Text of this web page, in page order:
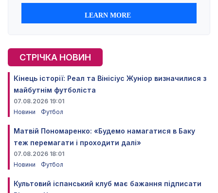
СТРІЧКА НОВИН
Кінець історії: Реал та Вінісіус Жуніор визначилися з
майбутнім футболіста
07.08.2026 19:01
Новини
Футбол
Матвій Пономаренко: «Будемо намагатися в Баку
теж перемагати і проходити далі»
07.08.2026 18:01
Новини
Футбол
Культовий іспанський клуб має бажання підписати